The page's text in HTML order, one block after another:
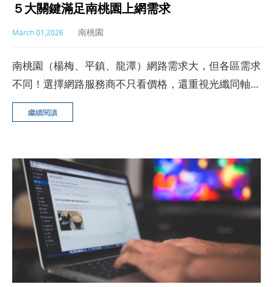
５大關鍵滿足南桃園上網需求
March 01,2026 南桃園
南桃園（楊梅、平鎮、龍潭）網路需求大，但各區需求
不同！選擇網路服務商不只看價格，還重視光纖同軸架
構與通道匯整技術，若選錯廠商，可能導致網速變慢或
訊號不穩，本文將介紹如何選擇合適的網路廠商，讓你
繼續閱讀